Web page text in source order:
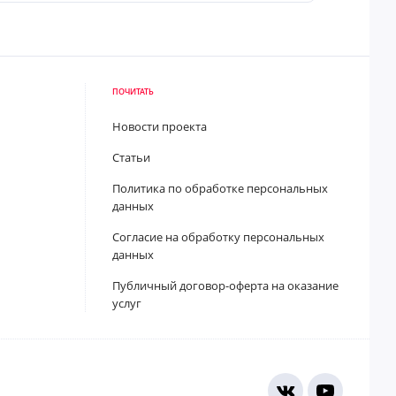
ПОЧИТАТЬ
Новости проекта
Статьи
Политика по обработке персональных
данных
Согласие на обработку персональных
данных
Публичный договор-оферта на оказание
услуг